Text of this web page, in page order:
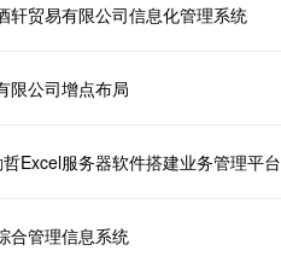
轩贸易有限公司信息化管理系统
限公司增点布局
Excel服务器软件搭建业务管理平台
合管理信息系统